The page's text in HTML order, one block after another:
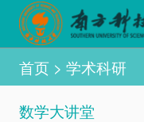
首页> 学术科研
数学大讲堂